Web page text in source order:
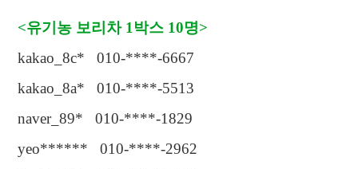
<유기농 보리차 1 박스 10명>
kakao_8c* 010-****-6667
kakao_8a* 010-****-5513
naver_89* 010-****-1829
yeo****** 010-****-2962